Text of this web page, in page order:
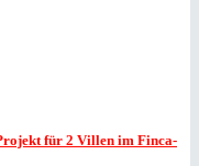
für 2 Villen im Finca-